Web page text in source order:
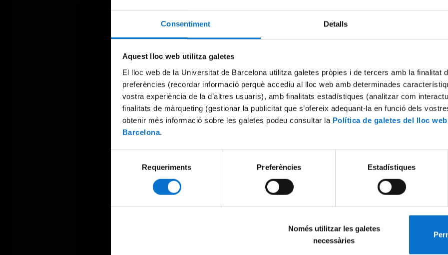
Consentiment Detalls
Aquest lloc web utilitza galetes
El lloc web de la Universitat de Barcelona utilitza galetes pròpies i de tercers amb la finalitat
preferències (recordar informació perquè accediu al lloc web amb determinades
vostra experiència de la d’altres usuaris), amb finalitats estadístiques (analitzar com
finalitats de màrqueting (gestionar la publicitat que s’ofereix adequant-la en funció dels
obtenir més informació sobre les galetes podeu consultar la Política de galetes del lloc
Barcelona.
consentiment
Requeriments Preferències Estadístiques
Només utilitzar les galetes
necessàries
Try again